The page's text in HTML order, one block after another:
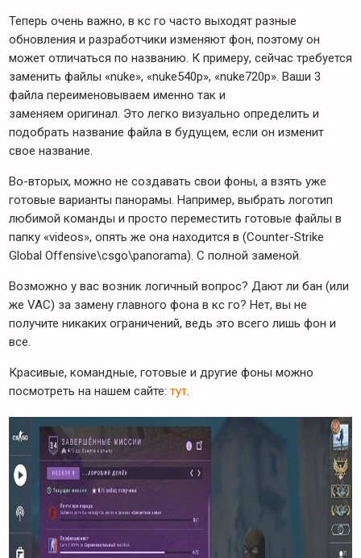
Теперь очень важно, в кс го часто выходят разные
обновления и разработчики изменяют фон, поэтому он
может отличаться по названию. К примеру, сейчас требуется
заменить файлы «nuke», «nuke540p», «nuke720p». Ваши 3
файла переименовываем именно так и
заменяем оригинал. Это легко визуально определить и
подобрать название файла в будущем, если он изменит
свое название.
Во-вторых, можно не создавать свои фоны, а взять уже
готовые варианты панорамы. Например, выбрать логотип
любимой команды и просто переместить готовые файлы в
папку «videos», опять же она находится в (Counter-Strike
Global Offensive\csgo\panorama). С полной заменой.
Возможно у вас возник логичный вопрос? Дают ли бан (или
же VAC) за замену главного фона в кс го? Нет, вы не
получите никаких ограничений, ведь это всего лишь фон и
все.
Красивые, командные, готовые и другие фоны можно
посмотреть на нашем сайте: тут.